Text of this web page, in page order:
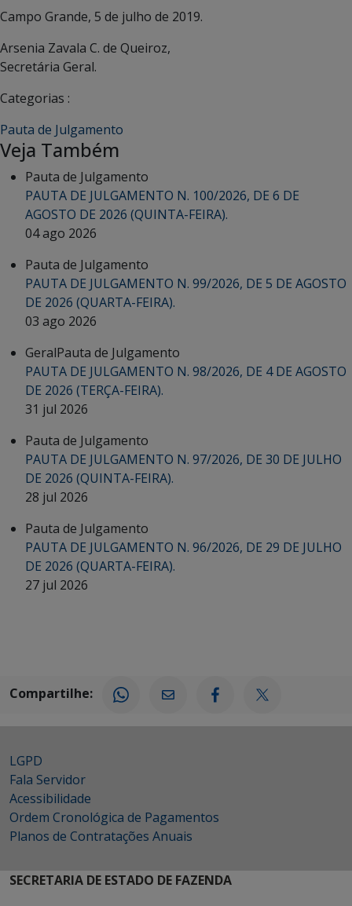
Campo Grande, 5 de julho de 2019.
Arsenia Zavala C. de Queiroz,
Secretária Geral.
Categorias :
Pauta de Julgamento
Veja Também
Pauta de Julgamento
PAUTA DE JULGAMENTO N. 100/2026, DE 6 DE
AGOSTO DE 2026 (QUINTA-FEIRA).
04 ago 2026
Pauta de Julgamento
PAUTA DE JULGAMENTO N. 99/2026, DE 5 DE AGOSTO
DE 2026 (QUARTA-FEIRA).
03 ago 2026
GeralPauta de Julgamento
PAUTA DE JULGAMENTO N. 98/2026, DE 4 DE AGOSTO
DE 2026 (TERÇA-FEIRA).
31 jul 2026
Pauta de Julgamento
PAUTA DE JULGAMENTO N. 97/2026, DE 30 DE JULHO
DE 2026 (QUINTA-FEIRA).
28 jul 2026
Pauta de Julgamento
PAUTA DE JULGAMENTO N. 96/2026, DE 29 DE JULHO
DE 2026 (QUARTA-FEIRA).
27 jul 2026
Compartilhe:
LGPD
Fala Servidor
Acessibilidade
Ordem Cronológica de Pagamentos
Planos de Contratações Anuais
SECRETARIA DE ESTADO DE FAZENDA